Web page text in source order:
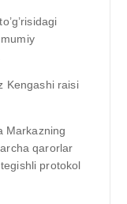
Kengashi raisi
Markazning
qarorlar
protokol